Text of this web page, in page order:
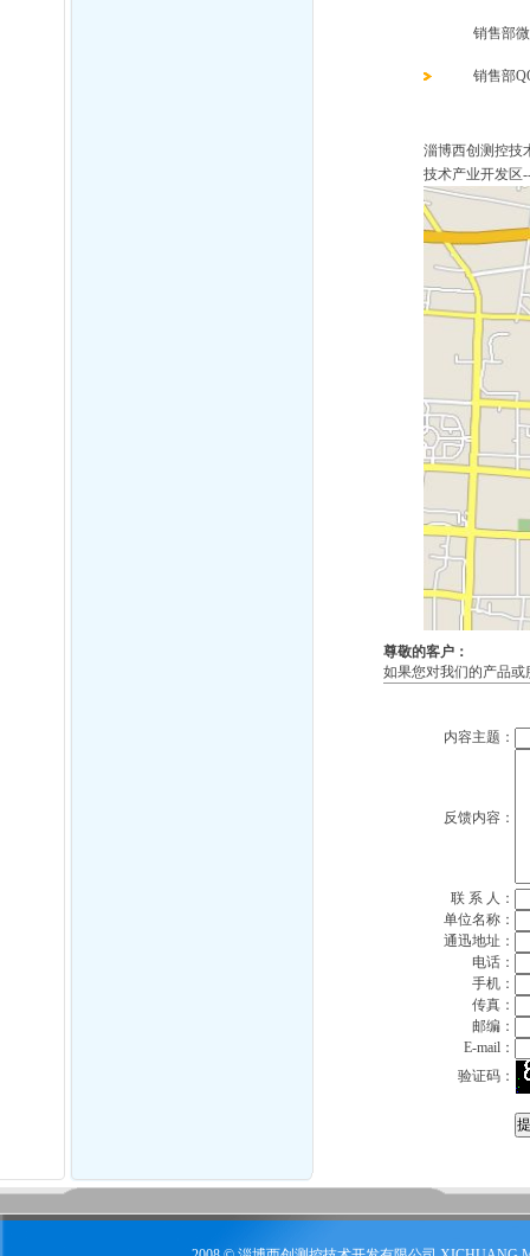
销售部
销售部
淄博西创测控技
技术产业开发区
尊敬的客户：
如果您对我们的产品
内容主题：
反馈内容：
联 系 人：
单位名称：
通迅地址：
电话：
手机：
传真：
邮编：
E-mail：
验证码：